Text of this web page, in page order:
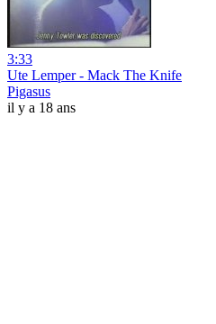
3:33
Ute Lemper - Mack The Knife
Pigasus
il y a 18 ans